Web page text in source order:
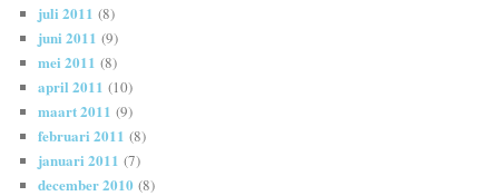
juli 2011 (8)
juni 2011 (9)
mei 2011 (8)
april 2011 (10)
maart 2011 (9)
februari 2011 (8)
januari 2011 (7)
december 2010 (8)